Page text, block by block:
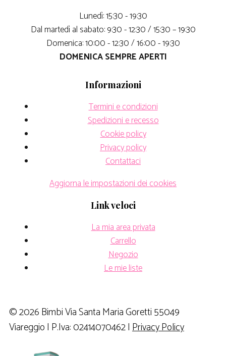
Lunedì: 15:30 - 19:30
Dal martedì al sabato: 9:30 - 12:30 / 15:30 – 19:30
Domenica: 10:00 - 12:30 / 16:00 - 19:30
DOMENICA SEMPRE APERTI
Informazioni
Termini e condizioni
Spedizioni e recesso
Cookie policy
Privacy policy
Contattaci
Aggiorna le impostazioni dei cookies
Link veloci
La mia area privata
Carrello
Negozio
Le mie liste
© 2026 Bimbi Via Santa Maria Goretti 55049
Viareggio | P.Iva: 02414070462 |Privacy Policy